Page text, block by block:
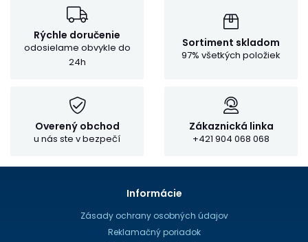
Rýchle doručenie
odosielame obvykle do
24h
Sortiment skladom
97% všetkých položiek
Overený obchod
u nás ste v bezpečí
Zákaznická linka
+421 904 068 068
Informácie
Zásady ochrany osobných údajov
Reklamačný poriadok